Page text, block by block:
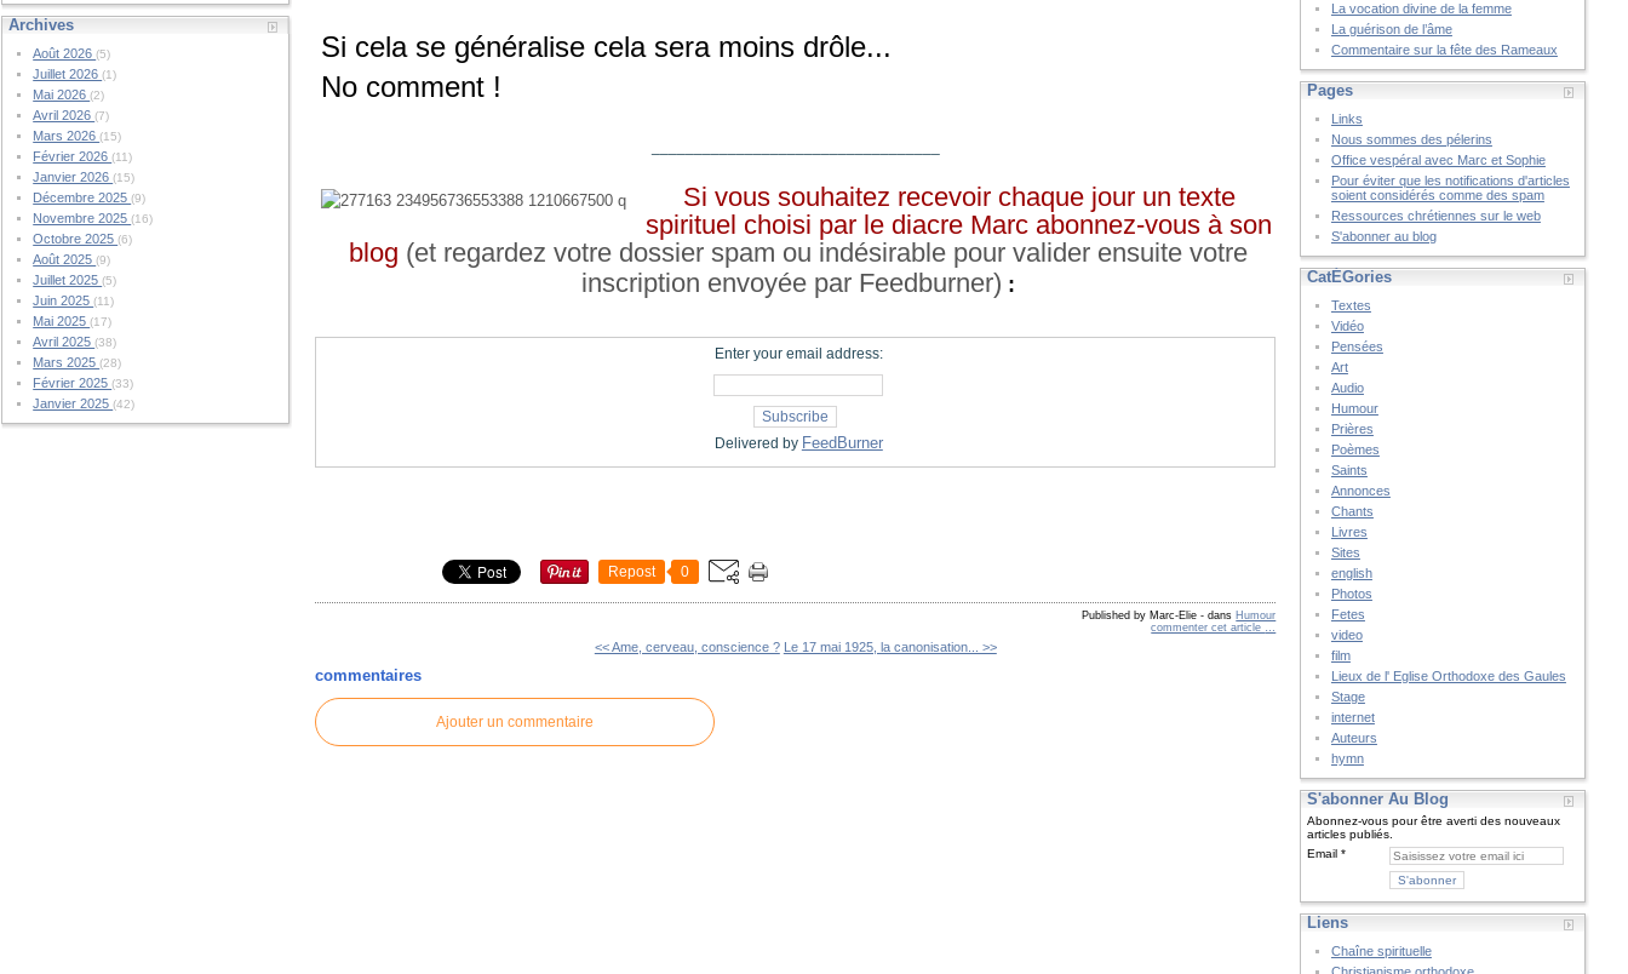
Archives
Août 2026(5)
Juillet 2026(1)
Mai 2026(2)
Avril 2026(7)
Mars 2026(15)
Février 2026(11)
Janvier 2026(15)
Décembre 2025(9)
Novembre 2025(16)
Octobre 2025(6)
Août 2025(9)
Juillet 2025(5)
Juin 2025(11)
Mai 2025(17)
Avril 2025(38)
Mars 2025(28)
Février 2025(33)
Janvier 2025(42)
Si cela se généralise cela sera moins drôle...
No comment !
Si vous souhaitez recevoir chaque jour un texte
spirituel choisi par le diacre Marc abonnez-vous à son
blog (et regardez votre dossier spam ou indésirable pour valider ensuite votre
inscription envoyée par Feedburner) :
Enter your email address:
Delivered by FeedBurner
Repost 0
Published by Marc-Elie - dans Humour
commenter cet article
<< Ame, cerveau, conscience ? Le 17 mai 1925, la canonisation... >>
commentaires
Ajouter un commentaire
La vocation divine de la femme
La guérison de l’âme
Commentaire sur la fête des Rameaux
Pages
Links
Nous sommes des pélerins
Office vespéral avec Marc et Sophie
Pour éviter que les notifications d'articles
soient considérés comme des spam
Ressources chrétiennes sur le web
S'abonner au blog
CatÉGories
Textes
Vidéo
Pensées
Art
Audio
Humour
Prières
Poèmes
Saints
Annonces
Chants
Livres
Sites
english
Photos
Fetes
video
film
Lieux de l' Eglise Orthodoxe des Gaules
Stage
internet
Auteurs
hymn
S'abonner Au Blog
Abonnez-vous pour être averti des nouveaux
articles publiés.
Email
Liens
Chaîne spirituelle